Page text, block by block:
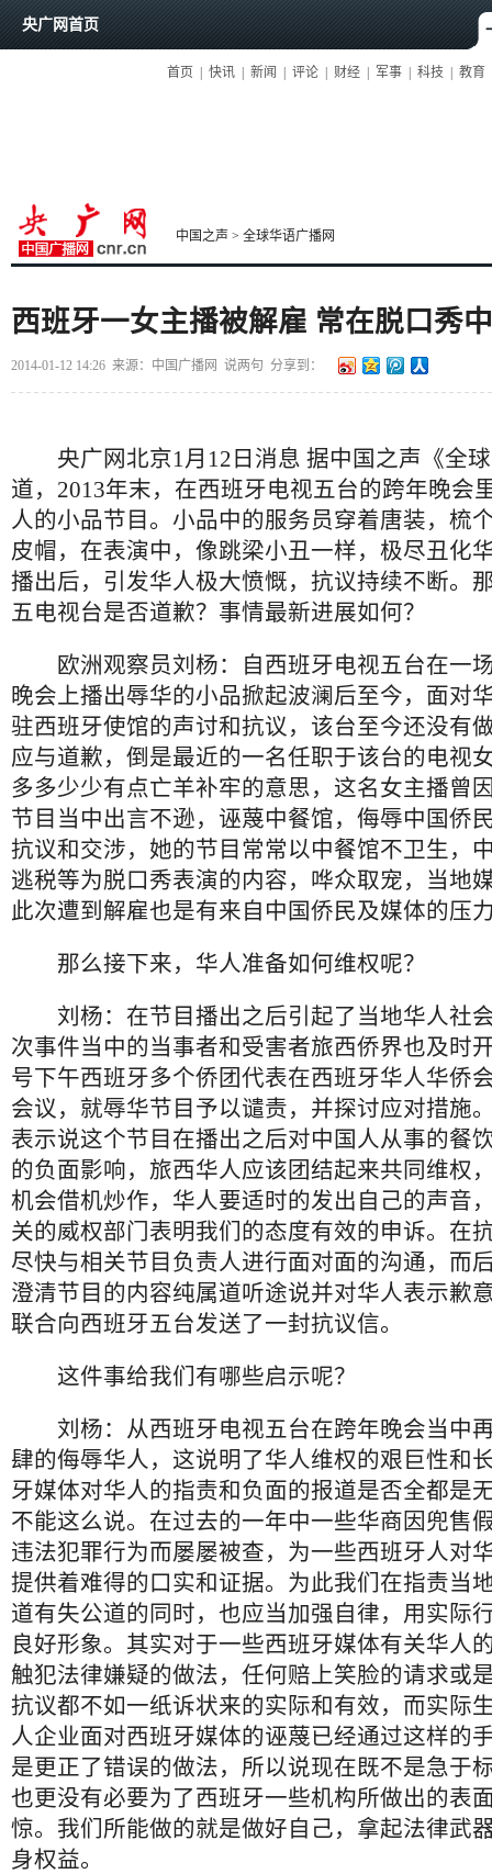
央广网首页
首页 快讯 新闻 评论 财经 军事 科技 教育
中国之声 > 全球华语广播网
西班牙一女主播被解雇 常在脱口秀
2014-01-12 14:26 来源：中国广播网 说两句 分享到：
央广网北京1月12日消息 据中国之声《全球
道，2013年末，在西班牙电视五台的跨年晚会
人的小品节目。小品中的服务员穿着唐装，梳
皮帽，在表演中，像跳梁小丑一样，极尽丑化
播出后，引发华人极大愤慨，抗议持续不断。
五电视台是否道歉？事情最新进展如何？
欧洲观察员刘杨：自西班牙电视五台在一
晚会上播出辱华的小品掀起波澜后至今，面对
驻西班牙使馆的声讨和抗议，该台至今还没有
应与道歉，倒是最近的一名任职于该台的电视
多多少少有点亡羊补牢的意思，这名女主播曾
节目当中出言不逊，诬蔑中餐馆，侮辱中国侨
抗议和交涉，她的节目常常以中餐馆不卫生，
逃税等为脱口秀表演的内容，哗众取宠，当地
此次遭到解雇也是有来自中国侨民及媒体的压
那么接下来，华人准备如何维权呢？
刘杨：在节目播出之后引起了当地华人社
次事件当中的当事者和受害者旅西侨界也及时
号下午西班牙多个侨团代表在西班牙华人华侨
会议，就辱华节目予以谴责，并探讨应对措施
表示说这个节目在播出之后对中国人从事的餐
的负面影响，旅西华人应该团结起来共同维权
机会借机炒作，华人要适时的发出自己的声音
关的威权部门表明我们的态度有效的申诉。在
尽快与相关节目负责人进行面对面的沟通，而
澄清节目的内容纯属道听途说并对华人表示歉
联合向西班牙五台发送了一封抗议信。
这件事给我们有哪些启示呢？
刘杨：从西班牙电视五台在跨年晚会当中
肆的侮辱华人，这说明了华人维权的艰巨性和
牙媒体对华人的指责和负面的报道是否全都是
不能这么说。在过去的一年中一些华商因兜售
违法犯罪行为而屡屡被查，为一些西班牙人对
提供着难得的口实和证据。为此我们在指责当
道有失公道的同时，也应当加强自律，用实际
良好形象。其实对于一些西班牙媒体有关华人
触犯法律嫌疑的做法，任何赔上笑脸的请求或
抗议都不如一纸诉状来的实际和有效，而实际
人企业面对西班牙媒体的诬蔑已经通过这样的
是更正了错误的做法，所以说现在既不是急于
也更没有必要为了西班牙一些机构所做出的表
惊。我们所能做的就是做好自己，拿起法律武
身权益。